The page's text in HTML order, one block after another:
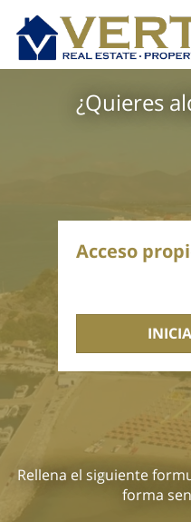
¿Quieres
Rellena el siguiente
forma
Acceso